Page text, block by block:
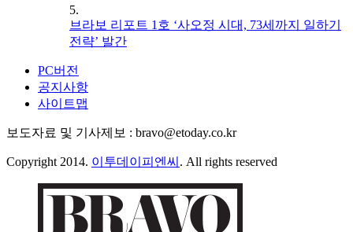
5.
브라보 리포트 1호 ‘사오정 시대, 73세까지 일하기
전략’ 발간
PC버전
공지사항
사이트맵
보도자료 및 기사제보 : bravo@etoday.co.kr
Copyright 2014. 이투데이피엔씨 . All rights reserved